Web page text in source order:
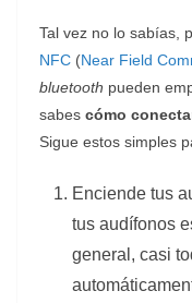
Tal vez no lo sabías,
NFC (Near Field
bluetooth pueden
sabes cómo
Sigue estos simples
Enciende tus
tus audífonos
general, casi